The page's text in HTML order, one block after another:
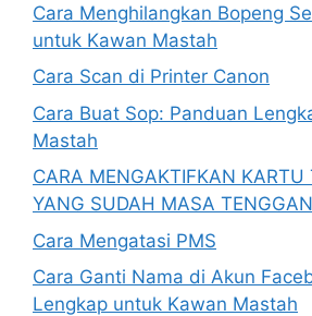
Cara Menghilangkan Bopeng
untuk Kawan Mastah
Cara Scan di Printer Canon
Cara Buat Sop: Panduan
Mastah
CARA MENGAKTIFKAN KARTU
YANG SUDAH MASA
Cara Mengatasi PMS
Cara Ganti Nama di Akun
Lengkap untuk Kawan Mastah